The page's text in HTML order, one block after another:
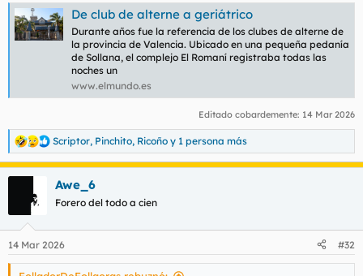
De club de alterne a geriátrico
Durante años fue la referencia de los clubes de alterne de
la provincia de Valencia. Ubicado en una pequeña pedanía
de Sollana, el complejo El Romaní registraba todas las
noches un
www.elmundo.es
Editado cobardemente: 14 Mar 2026
R
e
e
s
Scriptor, Pinchito, Ricoño y 1 persona más
Awe_6
Forero del todo a cien
14 Mar 2026 #32